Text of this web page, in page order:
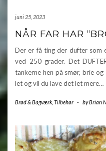
juni 25, 2023
NÅR FAR HAR
Der er få ting der dufter som
ved 250 grader. Det
tankerne hen på smør, brie
let og vil du lave det let mere…
Brød & Bagværk Tilbehør - byBrian